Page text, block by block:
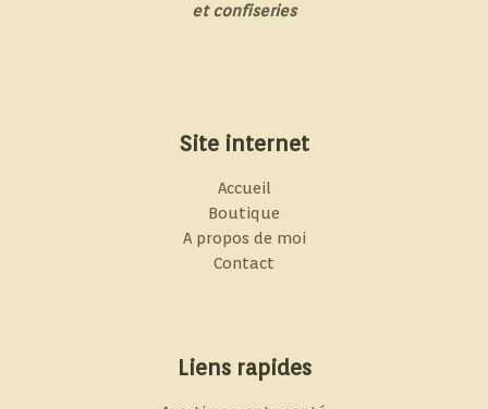
et confiseries
Site internet
Accueil
Boutique
A propos de moi
Contact
Liens rapides